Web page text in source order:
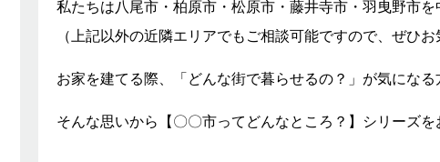
私たちは八尾市・柏原市・松原市・藤井寺市・羽曳野市
（上記以外の近隣エリアでもご相談可能ですので、ぜひ
お家を建てる際、「どんな街で暮らせるの？」が気になる
そんな思いから【〇〇市ってどんなところ？】シリーズを